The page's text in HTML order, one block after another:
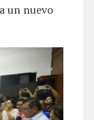
un nuevo